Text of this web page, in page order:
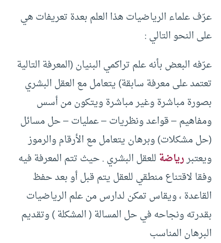
عرّف علماء الرياضيات هذا العلم بعدة تعريفات هي
على النحو التالي :
عرّفه البعض بأنه علم تراكمي البنيان (المعرفة التالية
تعتمد على معرفة سابقة) يتعامل مع العقل البشري
بصورة مباشرة وغير مباشرة ويتكون من أسس
ومفاهيم – قواعد ونظريات – عمليات – حل مسائل
(حل مشكلات) وبرهان يتعامل مع الأرقام والرموز
ويعتبررياضةللعقل البشري . حيث تتم المعرفة فيه
وفقا لاقتناع منطقي للعقل يتم قبل أو بعد حفظ
القاعدة ، ويقاس تمكن لدارس من علم الرياضيات
بقدرته ونجاحه في حل المسالة ( المشكلة ) وتقديم
البرهان المناسب